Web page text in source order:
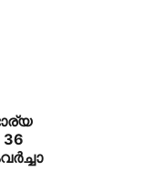
36